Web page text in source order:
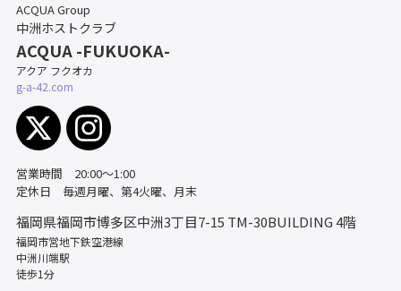
ACQUA Group
中洲ホストクラブ
ACQUA -FUKUOKA-
アクア フクオカ
g-a-42.com
営業時間 20:00〜1:00
定休日 毎週月曜、第4火曜、月末
福岡県福岡市博多区中洲3丁目7-15 TM-30BUILDING 4階
福岡市営地下鉄空港線
中洲川端駅
徒歩1分